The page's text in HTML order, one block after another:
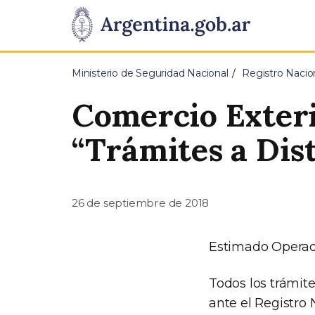
Presidencia
de
Pasar al contenido principal
Ministerio de Seguridad Nacional Registro
Comercio
“Trámites a
26 de septiembre de 2018
Estimado
Todos los
ante el Registro